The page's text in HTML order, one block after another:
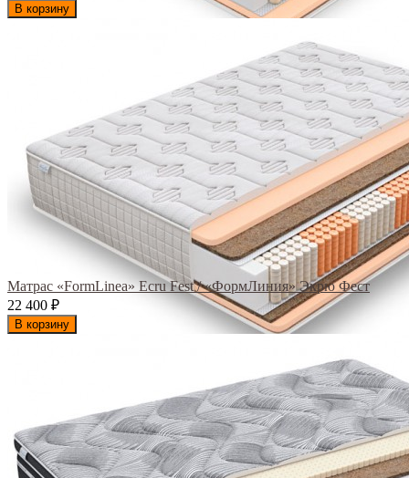
В корзину
Матрас «FormLinea» Ecru Fest / «ФормЛиния» Экрю Фест
22 400 ₽
В корзину